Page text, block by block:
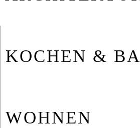
KO­CHEN &
WOH­NEN